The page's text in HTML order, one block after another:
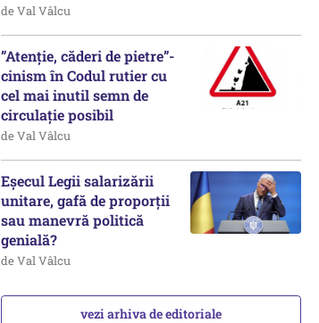
de Val Vâlcu
”Atenție, căderi de pietre”-
cinism în Codul rutier cu
cel mai inutil semn de
circulație posibil
de Val Vâlcu
Eșecul Legii salarizării
unitare, gafă de proporții
sau manevră politică
genială?
de Val Vâlcu
vezi arhiva de editoriale